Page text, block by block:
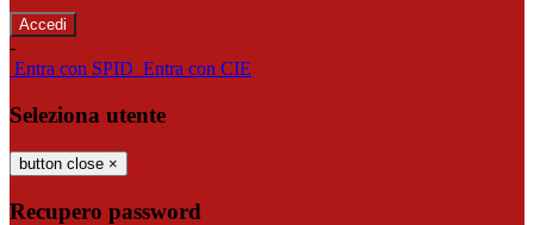
-
Entra con SPID Entra con CIE
Seleziona utente
button close ×
Recupero password